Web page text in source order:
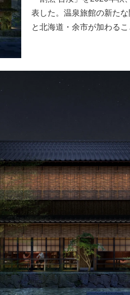
表した。温泉旅館の新た
と北海道・余市が加わるこ